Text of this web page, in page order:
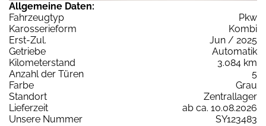
Allgemeine Daten:
Fahrzeugtyp
Pkw
Karosserieform
Kombi
Erst-Zul.
Jun / 2025
Getriebe
Automatik
Kilometerstand
3.084 km
Anzahl der Türen
5
Farbe
Grau
Standort
Zentrallager
Lieferzeit
ab ca. 10.08.2026
Unsere Nummer
SY123483